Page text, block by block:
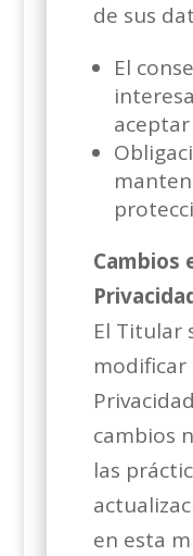
de sus
El
Cambios
El Titular
modificar
cambios
las
en esta